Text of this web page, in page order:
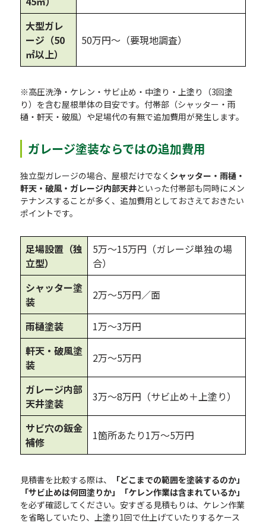
大型ガレ
ージ（50
㎡以上）
50万円〜（要現地調査）
※高圧洗浄・ケレン・サビ止め・中塗り・上塗り（3回塗
り）を含む屋根単体の目安です。付帯部（シャッター・雨
樋・軒天・破風）や足場代の有無で追加費用が発生します。
ガレージ塗装ならではの追加費用
独立型ガレージの場合、屋根だけでなく シャッター・雨樋・
軒天・破風・ガレージ内部天井といった付帯部も同時にメン
テナンスすることが多く、追加費用としておさえておきたい
ポイントです。
足場設置（独
立型）
5万〜15万円（ガレージ単独の場
合）
シャッター塗
装
2万〜5万円／面
雨樋塗装
1万〜3万円
軒天・破風塗
装
2万〜5万円
ガレージ内部
天井塗装
3万〜8万円（サビ止め＋上塗り）
サビ穴の鈑金
補修
1箇所あたり1万〜5万円
見積書を比較する際は、
「どこまでの範囲を塗装するのか」
「サビ止めは何回塗りか」「ケレン作業は含まれているか」
を必ず確認してください。安すぎる見積もりは、ケレン作業
を省略していたり、上塗り1回で仕上げていたりするケース